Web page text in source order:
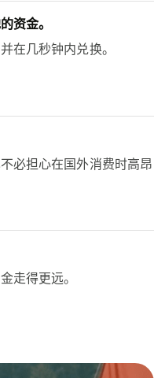
资金。
在几秒钟内兑换。
必担心在国外消费时高昂
走得更远。